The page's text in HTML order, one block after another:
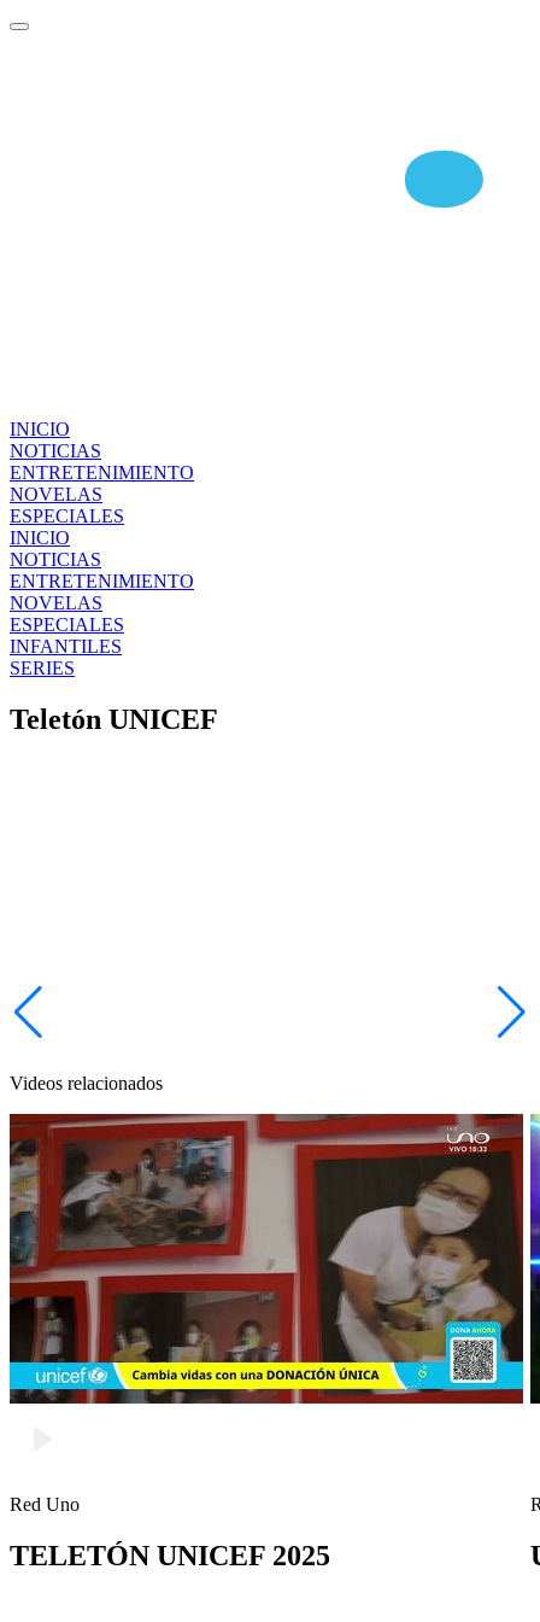
INICIO
NOTICIAS
ENTRETENIMIENTO
NOVELAS
ESPECIALES
INICIO
NOTICIAS
ENTRETENIMIENTO
NOVELAS
ESPECIALES
INFANTILES
SERIES
Teletón UNICEF
Videos relacionados
Red Uno
TELETÓN UNICEF 2025